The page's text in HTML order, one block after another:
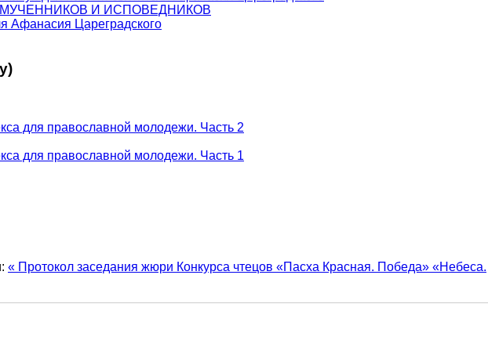
И ИСПОВЕДНИКОВ
Афанасия Цареградского
для православной молодежи. Часть 2
для православной молодежи. Часть 1
« Протокол заседания жюри Конкурса чтецов «Пасха Красная. Победа» «Небеса.